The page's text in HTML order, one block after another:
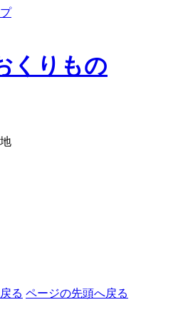
くりもの
る ページの先頭へ戻る